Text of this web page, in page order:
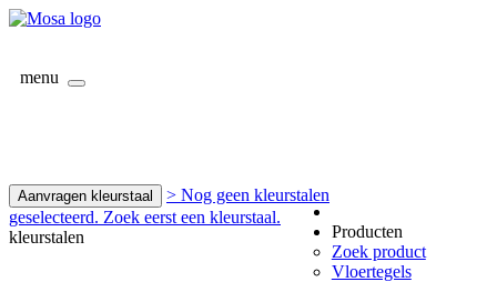
menu
Aanvragen kleurstaal
> Nog geen kleurstalen
geselecteerd. Zoek eerst een kleurstaal.
kleurstalen
Producten
Zoek product
Vloertegels